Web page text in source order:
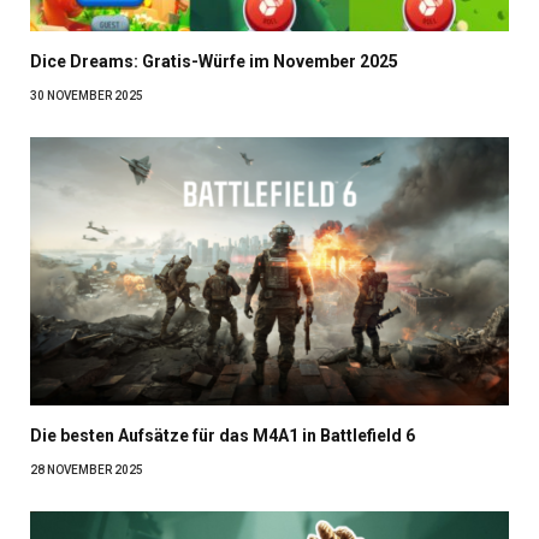
Dice Dreams: Gratis-Würfe im November 2025
30 NOVEMBER 2025
Die besten Aufsätze für das M4A1 in Battlefield 6
28 NOVEMBER 2025